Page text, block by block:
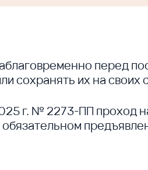
перед
сохранять их на своих
г. № 2273-ПП проход